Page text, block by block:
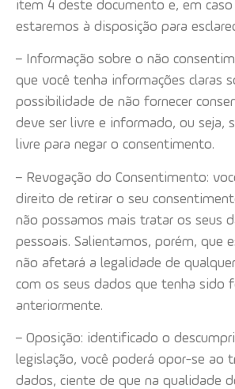
item 4 deste documento e, em
estaremos à disposição para
– Informação sobre o não
que você tenha informações claras
possibilidade de não fornecer
deve ser livre e informado, ou seja,
livre para negar o consentimento.
– Revogação do Consentimento:
direito de retirar o seu
não possamos mais tratar os seus
pessoais. Salientamos, porém, que
não afetará a legalidade de
com os seus dados que tenha sido
anteriormente.
– Oposição: identificado o
legislação, você poderá opor-se ao
dados, ciente de que na qualidade